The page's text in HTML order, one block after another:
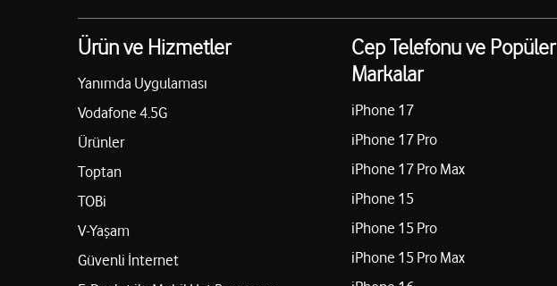
Ürün ve Hizmetler
Yanımda Uygulaması
Vodafone 4.5G
Ürünler
Toptan
TOBi
V-Yaşam
Güvenli İnternet
Cep Telefonu ve Popüler
Markalar
iPhone 17
iPhone 17 Pro
iPhone 17 Pro Max
iPhone 15
iPhone 15 Pro
iPhone 15 Pro Max